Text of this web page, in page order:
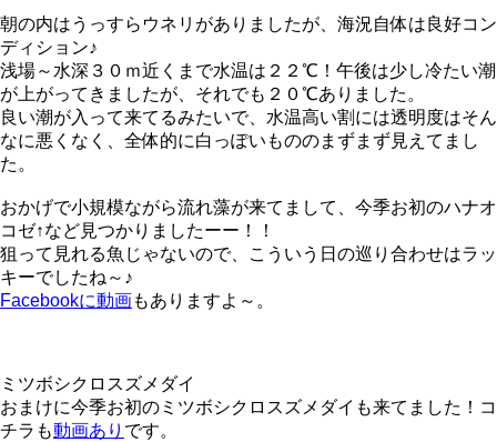
朝の内はうっすらウネリがありましたが、海況自体は良好コン
ディション♪
浅場～水深３０ｍ近くまで水温は２２℃！午後は少し冷たい潮
が上がってきましたが、それでも２０℃ありました。
良い潮が入って来てるみたいで、水温高い割には透明度はそん
なに悪くなく、全体的に白っぽいもののまずまず見えてまし
た。
おかげで小規模ながら流れ藻が来てまして、今季お初のハナオ
コゼ↑など見つかりましたーー！！
狙って見れる魚じゃないので、こういう日の巡り合わせはラッ
キーでしたね～♪
Facebookに動画もありますよ～。
ミツボシクロスズメダイ
おまけに今季お初のミツボシクロスズメダイも来てました！コ
チラも動画あり です。